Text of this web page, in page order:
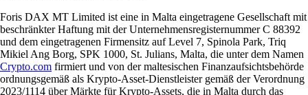
Foris DAX MT Limited ist eine in Malta eingetragene Gesellschaft mit
beschränkter Haftung mit der Unternehmensregisternummer C 88392
und dem eingetragenen Firmensitz auf Level 7, Spinola Park, Triq
Mikiel Ang Borg, SPK 1000, St. Julians, Malta, die unter dem Namen
Crypto.com firmiert und von der maltesischen Finanzaufsichtsbehörde
ordnungsgemäß als Krypto-Asset-Dienstleister gemäß der Verordnung
2023/1114 über Märkte für Krypto-Assets, die in Malta durch das